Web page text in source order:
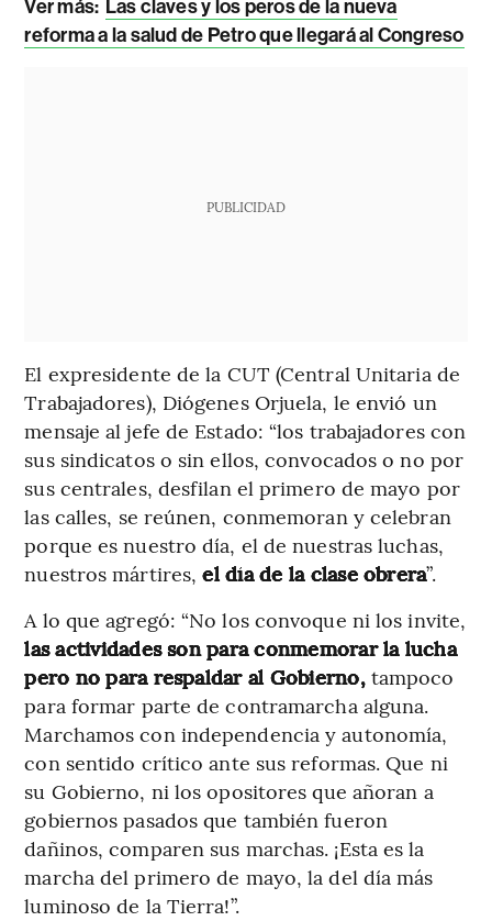
Ver más: Las claves y los peros de la nueva
reforma a la salud de Petro que llegará al Congreso
PUBLICIDAD
El expresidente de la CUT (Central Unitaria de
Trabajadores), Diógenes Orjuela, le envió un
mensaje al jefe de Estado: “los trabajadores con
sus sindicatos o sin ellos, convocados o no por
sus centrales, desfilan el primero de mayo por
las calles, se reúnen, conmemoran y celebran
porque es nuestro día, el de nuestras luchas,
nuestros mártires, el día de la clase obrera”.
A lo que agregó: “No los convoque ni los invite,
las actividades son para conmemorar la lucha
pero no para respaldar al Gobierno,tampoco
para formar parte de contramarcha alguna.
Marchamos con independencia y autonomía,
con sentido crítico ante sus reformas. Que ni
su Gobierno, ni los opositores que añoran a
gobiernos pasados que también fueron
dañinos, comparen sus marchas. ¡Esta es la
marcha del primero de mayo, la del día más
luminoso de la Tierra!”.